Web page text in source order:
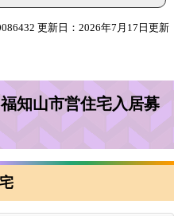
更新日：2026年7月17日更新
知山市営住宅入居募